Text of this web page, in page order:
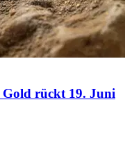
rückt 19. Juni